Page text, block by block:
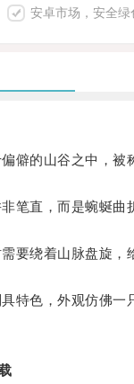
安卓市场，安全绿
的山谷之中，被
直，而是蜿蜒曲
绕着山脉盘旋，
色，外观仿佛一